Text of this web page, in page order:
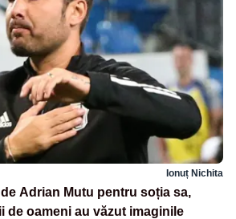
Ionuț Nichita
Adrian Mutu pentru soția sa,
de oameni au văzut imaginile